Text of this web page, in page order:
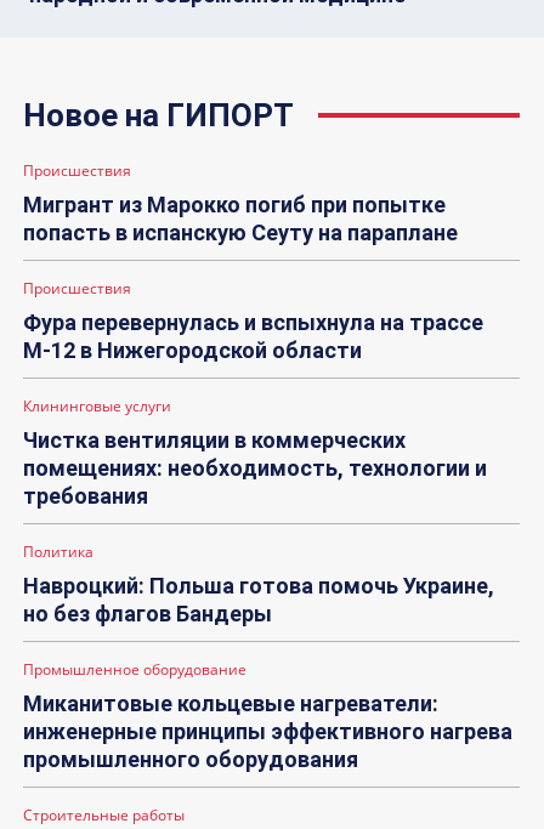
Новое на ГИПОРТ
Происшествия
Мигрант из Марокко погиб при попытке
попасть в испанскую Сеуту на параплане
Происшествия
Фура перевернулась и вспыхнула на трассе
М-12 в Нижегородской области
Клининговые услуги
Чистка вентиляции в коммерческих
помещениях: необходимость, технологии и
требования
Политика
Навроцкий: Польша готова помочь Украине,
но без флагов Бандеры
Промышленное оборудование
Миканитовые кольцевые нагреватели:
инженерные принципы эффективного нагрева
промышленного оборудования
Строительные работы